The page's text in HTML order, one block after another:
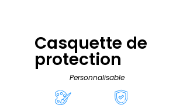
Casquette de
protection
Personnalisable